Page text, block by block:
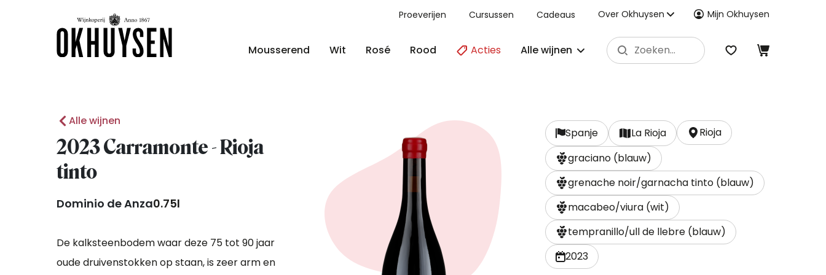
Proeverijen Cursussen Cadeaus Over Okhuysen Mijn Okhuysen
Mousserend Wit Rosé Rood Acties Alle wijnen
Alle wijnen
2023 Carramonte - Rioja
tinto
Dominio de Anza0.75l
De kalksteenbodem waar deze 75 tot 90 jaar
oude druivenstokken op staan, is zeer arm en
Spanje La Rioja
Rioja
graciano (blauw)
grenache noir/garnacha tinto (blauw)
macabeo/viura (wit)
tempranillo/ull de llebre (blauw)
2023